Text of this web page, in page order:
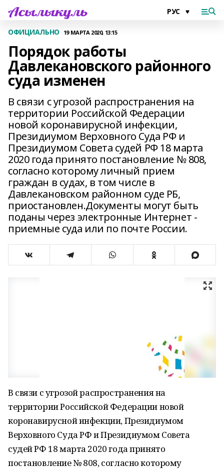
ОФИЦИАЛЬНО 19 МАРТА 2020, 13:15
Порядок работы
Давлекановского районного
суда изменен
В связи с угрозой распространения на
территории Российской Федерации
новой коронавирусной инфекции,
Президиумом Верховного Суда РФ и
Президиумом Совета судей РФ 18 марта
2020 года принято постановление № 808,
согласно которому личный прием
граждан в судах, в том числе в
Давлекановском районном суде РБ,
приостановлен.Документы могут быть
поданы через электронные Интернет -
приемные суда или по почте России.
В связи с угрозой распространения на
территории Российской Федерации новой
коронавирусной инфекции, Президиумом
Верховного Суда РФ и Президиумом Совета
судей РФ 18 марта 2020 года принято
постановление № 808, согласно которому